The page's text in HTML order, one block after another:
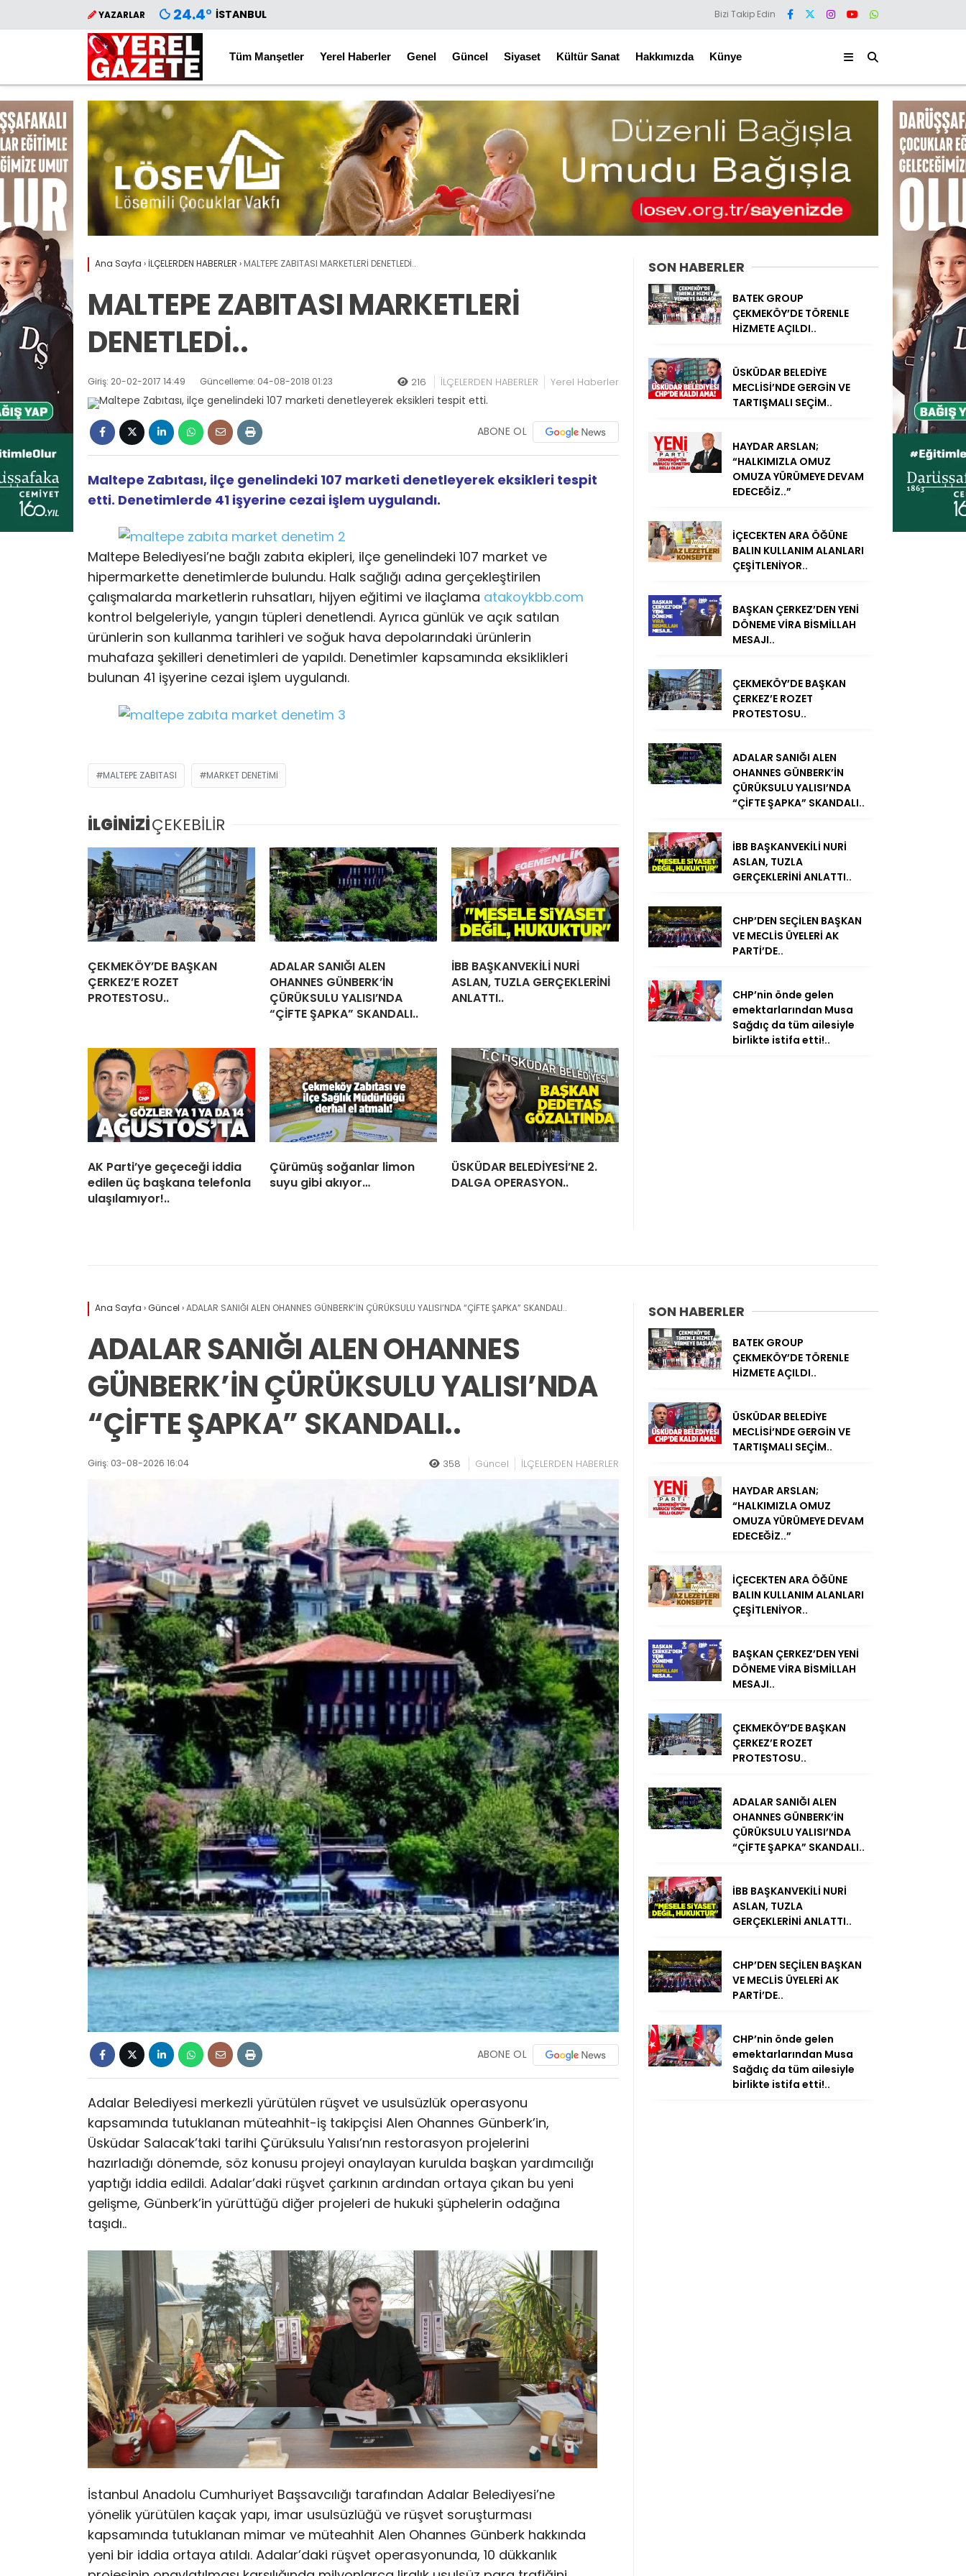
YAZARLAR 24.4° İSTANBUL Bizi Takip Edin
Tüm Manşetler Yerel Haberler Genel Güncel Siyaset Kültür Sanat Hakkımızda Künye
Ana Sayfa › İLÇELERDEN HABERLER › MALTEPE ZABITASI MARKETLERİ DENETLEDİ..
MALTEPE ZABITASI MARKETLERİ
DENETLEDİ..
Giriş: 20-02-2017 14:49 Güncelleme: 04-08-2018 01:23 216 İLÇELERDEN HABERLER Yerel Haberler
ABONE OL
Maltepe Zabıtası, ilçe genelindeki 107 marketi denetleyerek eksikleri tespit
etti. Denetimlerde 41 işyerine cezai işlem uygulandı.
Maltepe Belediyesi’ne bağlı zabıta ekipleri, ilçe genelindeki 107 market ve
hipermarkette denetimlerde bulundu. Halk sağlığı adına gerçekleştirilen
çalışmalarda marketlerin ruhsatları, hijyen eğitimi ve ilaçlama atakoykbb.com
kontrol belgeleriyle, yangın tüpleri denetlendi. Ayrıca günlük ve açık satılan
ürünlerin son kullanma tarihleri ve soğuk hava depolarındaki ürünlerin
muhafaza şekilleri denetimleri de yapıldı. Denetimler kapsamında eksiklikleri
bulunan 41 işyerine cezai işlem uygulandı.
MALTEPE ZABITASI MARKET DENETIMI
İLGİNİZİÇEKEBİLİR
ÇEKMEKÖY’DE BAŞKAN
ÇERKEZ’E ROZET
PROTESTOSU..
ADALAR SANIĞI ALEN
OHANNES GÜNBERK’İN
ÇÜRÜKSULU YALISI’NDA
“ÇİFTE ŞAPKA” SKANDALI..
İBB BAŞKANVEKİLİ NURİ
ASLAN, TUZLA GERÇEKLERİNİ
ANLATTI..
AK Parti’ye geçeceği iddia
edilen üç başkana telefonla
ulaşılamıyor!..
Çürümüş soğanlar limon
suyu gibi akıyor…
ÜSKÜDAR BELEDİYESİ’NE 2.
DALGA OPERASYON..
SON HABERLER
BATEK GROUP
ÇEKMEKÖY’DE TÖRENLE
HİZMETE AÇILDI..
ÜSKÜDAR BELEDİYE
MECLİSİ’NDE GERGİN VE
TARTIŞMALI SEÇİM..
HAYDAR ARSLAN;
“HALKIMIZLA OMUZ
OMUZA YÜRÜMEYE DEVAM
EDECEĞİZ..”
İÇECEKTEN ARA ÖĞÜNE
BALIN KULLANIM ALANLARI
ÇEŞİTLENİYOR..
BAŞKAN ÇERKEZ’DEN YENİ
DÖNEME VİRA BİSMİLLAH
MESAJI..
ÇEKMEKÖY’DE BAŞKAN
ÇERKEZ’E ROZET
PROTESTOSU..
ADALAR SANIĞI ALEN
OHANNES GÜNBERK’İN
ÇÜRÜKSULU YALISI’NDA
“ÇİFTE ŞAPKA” SKANDALI..
İBB BAŞKANVEKİLİ NURİ
ASLAN, TUZLA
GERÇEKLERİNİ ANLATTI..
CHP’DEN SEÇİLEN BAŞKAN
VE MECLİS ÜYELERİ AK
PARTİ’DE..
CHP’nin önde gelen
emektarlarından Musa
Sağdıç da tüm ailesiyle
birlikte istifa etti!..
Ana Sayfa ›Güncel ›ADALAR SANIĞI ALEN OHANNES GÜNBERK’İN ÇÜRÜKSULU YALISI’NDA “ÇİFTE ŞAPKA” SKANDALI..
ADALAR SANIĞI ALEN OHANNES
GÜNBERK’İN ÇÜRÜKSULU YALISI’NDA
“ÇİFTE ŞAPKA” SKANDALI..
Giriş: 03-08-2026 16:04 358 Güncel İLÇELERDEN HABERLER
ABONE OL
Adalar Belediyesi merkezli yürütülen rüşvet ve usulsüzlük operasyonu
kapsamında tutuklanan müteahhit-iş takipçisi Alen Ohannes Günberk’in,
Üsküdar Salacak’taki tarihi Çürüksulu Yalısı’nın restorasyon projelerini
hazırladığı dönemde, söz konusu projeyi onaylayan kurulda başkan yardımcılığı
yaptığı iddia edildi. Adalar’daki rüşvet çarkının ardından ortaya çıkan bu yeni
gelişme, Günberk’in yürüttüğü diğer projeleri de hukuki şüphelerin odağına
taşıdı..
İstanbul Anadolu Cumhuriyet Başsavcılığı tarafından Adalar Belediyesi’ne
yönelik yürütülen kaçak yapı, imar usulsüzlüğü ve rüşvet soruşturması
kapsamında tutuklanan mimar ve müteahhit Alen Ohannes Günberk hakkında
yeni bir iddia ortaya atıldı. Adalar’daki rüşvet operasyonunda, 10 dükkanlık
SON HABERLER
BATEK GROUP
ÇEKMEKÖY’DE TÖRENLE
HİZMETE AÇILDI..
ÜSKÜDAR BELEDİYE
MECLİSİ’NDE GERGİN VE
TARTIŞMALI SEÇİM..
HAYDAR ARSLAN;
“HALKIMIZLA OMUZ
OMUZA YÜRÜMEYE DEVAM
EDECEĞİZ..”
İÇECEKTEN ARA ÖĞÜNE
BALIN KULLANIM ALANLARI
ÇEŞİTLENİYOR..
BAŞKAN ÇERKEZ’DEN YENİ
DÖNEME VİRA BİSMİLLAH
MESAJI..
ÇEKMEKÖY’DE BAŞKAN
ÇERKEZ’E ROZET
PROTESTOSU..
ADALAR SANIĞI ALEN
OHANNES GÜNBERK’İN
ÇÜRÜKSULU YALISI’NDA
“ÇİFTE ŞAPKA” SKANDALI..
İBB BAŞKANVEKİLİ NURİ
ASLAN, TUZLA
GERÇEKLERİNİ ANLATTI..
CHP’DEN SEÇİLEN BAŞKAN
VE MECLİS ÜYELERİ AK
PARTİ’DE..
CHP’nin önde gelen
emektarlarından Musa
Sağdıç da tüm ailesiyle
birlikte istifa etti!..